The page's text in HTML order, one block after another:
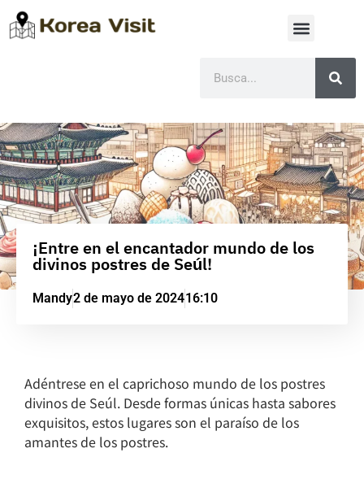
¡Entre en el encantador mundo de los
divinos postres de Seúl!
Mandy2 de mayo de 202416:10
Adéntrese en el caprichoso mundo de los postres
divinos de Seúl. Desde formas únicas hasta sabores
exquisitos, estos lugares son el paraíso de los
amantes de los postres.